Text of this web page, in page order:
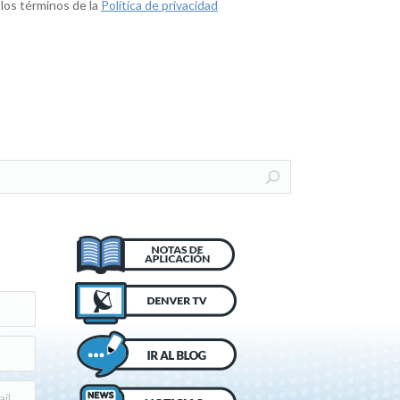
términos de la Política de privacidad